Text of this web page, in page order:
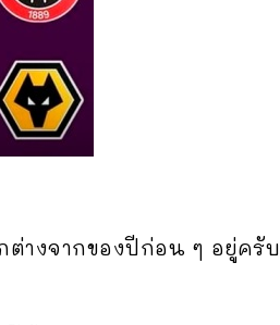
ต่างจากของปีก่อน ๆ อยู่ครับ